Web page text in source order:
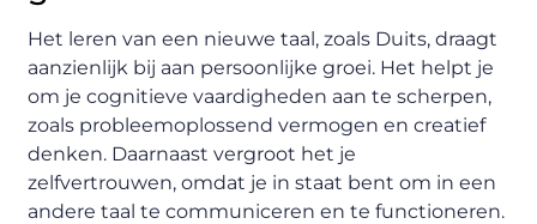
Het leren van een nieuwe taal, zoals Duits, draagt
aanzienlijk bij aan persoonlijke groei. Het helpt je
om je cognitieve vaardigheden aan te scherpen,
zoals probleemoplossend vermogen en creatief
denken. Daarnaast vergroot het je
zelfvertrouwen, omdat je in staat bent om in een
andere taal te communiceren en te functioneren.